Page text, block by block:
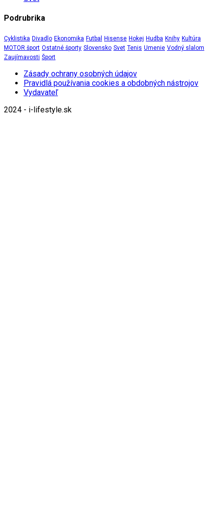
Podrubrika
Cyklistika Divadlo Ekonomika Futbal Hisense Hokej Hudba Knihy Kultúra
MOTOR šport Ostatné športy Slovensko Svet Tenis Umenie Vodný slalom
Zaujímavosti Šport
Zásady ochrany osobných údajov
Pravidlá používania cookies a obdobných nástrojov
Vydavateľ
2024 - i-lifestyle.sk